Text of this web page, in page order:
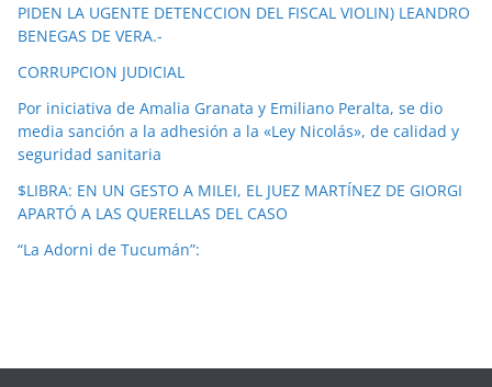
PIDEN LA UGENTE DETENCCION DEL FISCAL VIOLIN) LEANDRO
BENEGAS DE VERA.-
CORRUPCION JUDICIAL
Por iniciativa de Amalia Granata y Emiliano Peralta, se dio
media sanción a la adhesión a la «Ley Nicolás», de calidad y
seguridad sanitaria
$LIBRA: EN UN GESTO A MILEI, EL JUEZ MARTÍNEZ DE GIORGI
APARTÓ A LAS QUERELLAS DEL CASO
“La Adorni de Tucumán”: